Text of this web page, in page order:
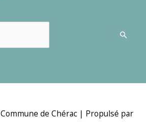
Commune de Chérac | Propulsé par